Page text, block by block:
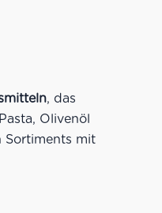
, das
Olivenöl
Sortiments mit